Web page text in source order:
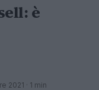
è
2021 · 1 min